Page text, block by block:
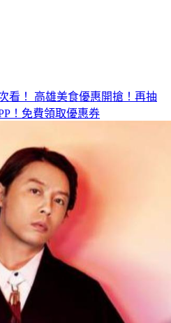
！免費領取優惠券